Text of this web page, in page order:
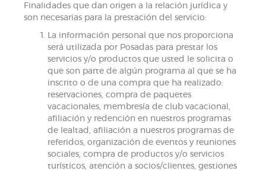
Finalidades que dan origen a la relación jurídica y
son necesarias para la prestación del servicio:
La información personal que nos proporciona
será utilizada por Posadas para prestar los
servicios y/o productos que usted le solicita o
que son parte de algún programa al que se ha
inscrito o de una compra que ha realizado:
reservaciones, compra de paquetes
vacacionales, membresía de club vacacional,
afiliación y redención en nuestros programas
de lealtad, afiliación a nuestros programas de
referidos, organización de eventos y reuniones
sociales, compra de productos y/o servicios
turísticos, atención a socios/clientes, gestiones